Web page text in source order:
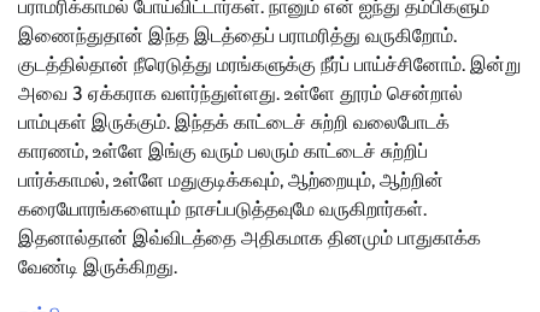
பராமரிக்காமல் போய்விட்டார்கள். நானும் என் ஐந்து தம்பிகளும்
இணைந்துதான் இந்த இடத்தைப் பராமரித்து வருகிறோம்.
குடத்தில்தான் நீரெடுத்து மரங்களுக்கு நீர்ப் பாய்ச்சினோம். இன்று
அவை 3 ஏக்கராக வளர்ந்துள்ளது. உள்ளே தூரம் சென்றால்
பாம்புகள் இருக்கும். இந்தக் காட்டைச் சுற்றி வலைபோடக்
காரணம், உள்ளே இங்கு வரும் பலரும் காட்டைச் சுற்றிப்
பார்க்காமல், உள்ளே மதுகுடிக்கவும், ஆற்றையும், ஆற்றின்
கரையோரங்களையும் நாசப்படுத்தவுமே வருகிறார்கள்.
இதனால்தான் இவ்விடத்தை அதிகமாக தினமும் பாதுகாக்க
வேண்டி இருக்கிறது.